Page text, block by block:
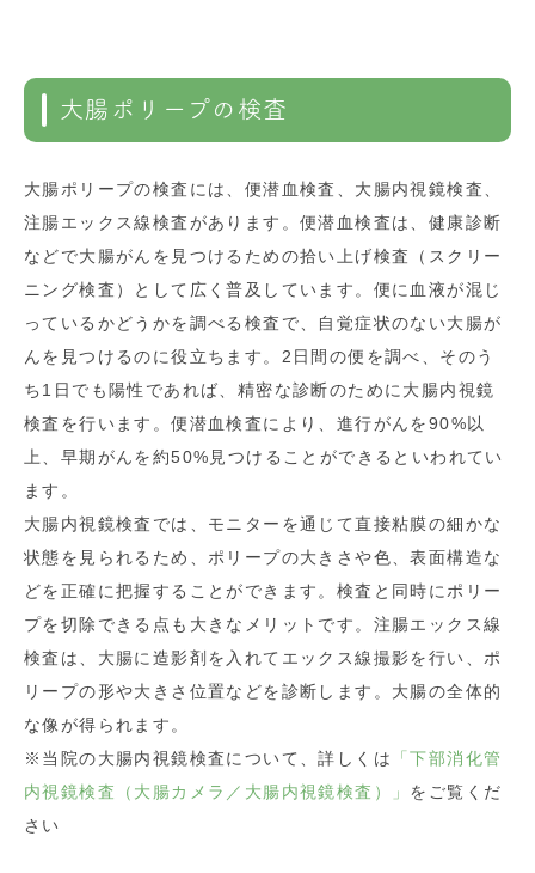
大腸ポリープの検査
大腸ポリープの検査には、便潜血検査、大腸内視鏡検査、
注腸エックス線検査があります。便潜血検査は、健康診断
などで大腸がんを見つけるための拾い上げ検査（スクリー
ニング検査）として広く普及しています。便に血液が混じ
っているかどうかを調べる検査で、自覚症状のない大腸が
んを見つけるのに役立ちます。2日間の便を調べ、そのう
ち1日でも陽性であれば、精密な診断のために大腸内視鏡
検査を行います。便潜血検査により、進行がんを90%以
上、早期がんを約50%見つけることができるといわれてい
ます。
大腸内視鏡検査では、モニターを通じて直接粘膜の細かな
状態を見られるため、ポリープの大きさや色、表面構造な
どを正確に把握することができます。検査と同時にポリー
プを切除できる点も大きなメリットです。注腸エックス線
検査は、大腸に造影剤を入れてエックス線撮影を行い、ポ
リープの形や大きさ位置などを診断します。大腸の全体的
な像が得られます。
※当院の大腸内視鏡検査について、詳しくは
「下部消化管
内視鏡検査（大腸カメラ／大腸内視鏡検査）」 をご覧くだ
さい